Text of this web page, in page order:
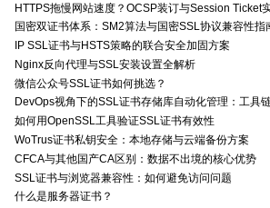
HTTPS拖慢网站速度？OCSP装订与Session Ticket
国密双证书体系：SM2算法与国密SSL协议兼容性指
IP SSL证书与HSTS策略的联合安全加固方案
Nginx反向代理与SSL安装设置全解析
微信公众号SSL证书如何挑选？
DevOps视角下的SSL证书存储库自动化管理：工具
如何用OpenSSL工具验证SSL证书有效性
WoTrus证书私钥安全：本地存储与云端备份方案
CFCA与其他国产CA区别：数据不出境的核心优势
SSL证书与浏览器兼容性：如何避免访问问题
什么是服务器证书？